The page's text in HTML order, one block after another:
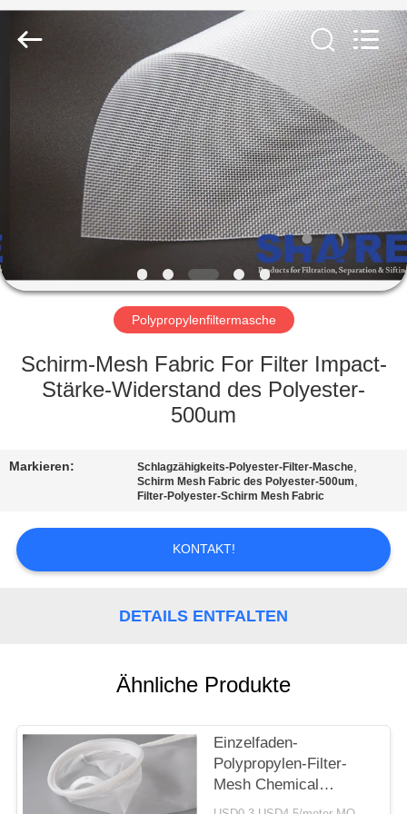
HAUSE
PRODUKTE
VIDEOS
ÜBER
WERKSBESICHTIGUNG
MIT
UNS
NEUIGKEITEN
RECHTSSACHEN
FORDERN
SIE EIN
ANGEBOT
Share
Limited.
Polypropylenfiltermasche
Schirm-Mesh Fabric For Filter Impact-
Stärke-Widerstand des Polyester-
500um
Markieren: Schlagzähigkeits-Polyester-Filter-Masche,
Schirm Mesh Fabric des Polyester-500um,
Filter-Polyester-Schirm Mesh Fabric
KONTAKT!
DETAILS ENTFALTEN
Ähnliche Produkte
Einzelfaden-
Polypropylen-Filter-
Mesh Chemical
Resistant For Food-